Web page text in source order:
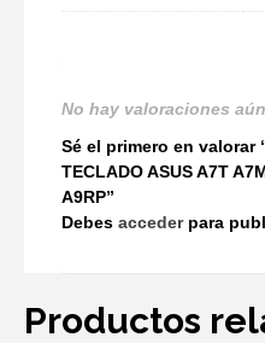
No hay valoraciones
Sé el primero en valorar
TECLADO ASUS A7T
A9RP”
Debes accederpara
Productos
AÑADIR AL